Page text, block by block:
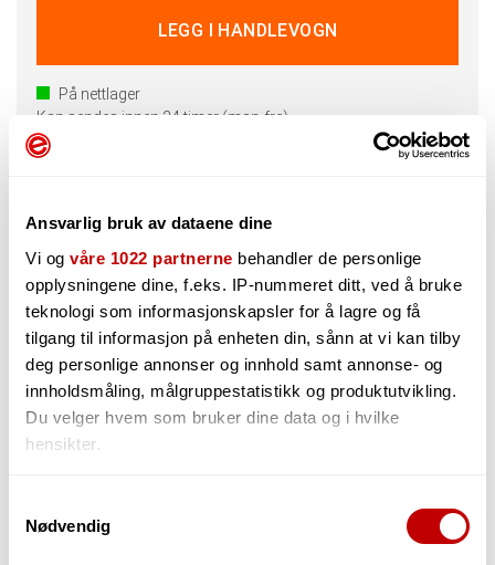
Ansvarlig bruk av dataene dine
Vi og våre 1022 partnerne behandler de personlige
opplysningene dine, f.eks. IP-nummeret ditt, ved å bruke
teknologi som informasjonskapsler for å lagre og få
tilgang til informasjon på enheten din, sånn at vi kan tilby
deg personlige annonser og innhold samt annonse- og
innholdsmåling, målgruppestatistikk og produktutvikling.
Du velger hvem som bruker dine data og i hvilke
hensikter.
Innhente informasjon om den geografiske
Nødvendig
På nettlager
Kan sendes innen 24 timer (man-fre)
En Download-vare er en lisenskode du får tilsendt per
epost. Normalt kommer koden i løpet av et par timer
etter bestilling om du bestiller i våre åpningstider.
Bestiller du utenfor åpningstidene vil koden komme
påfølgende virkedag. Ved kjøp av en download-vare kan
du velge "Klikk & Hent" ved utsjekk.
Produktteksten på denne varen er maskinoversatt. Trykk